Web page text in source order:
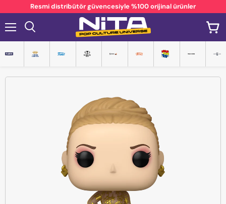
Resmi distribütör güvencesiyle %100 orijinal ürünler